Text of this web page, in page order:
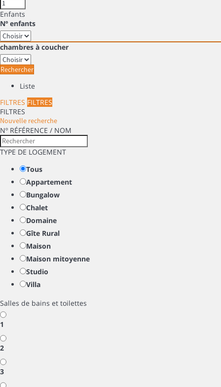
Enfants
Nº enfants
chambres à coucher
Rechercher
Liste
FILTRES FILTRES
FILTRES
Nouvelle recherche
Nº RÉFÉRENCE / NOM
TYPE DE LOGEMENT
Tous
Appartement
Bungalow
Chalet
Domaine
Gîte Rural
Maison
Maison mitoyenne
Studio
Villa
Salles de bains et toilettes
1
2
3